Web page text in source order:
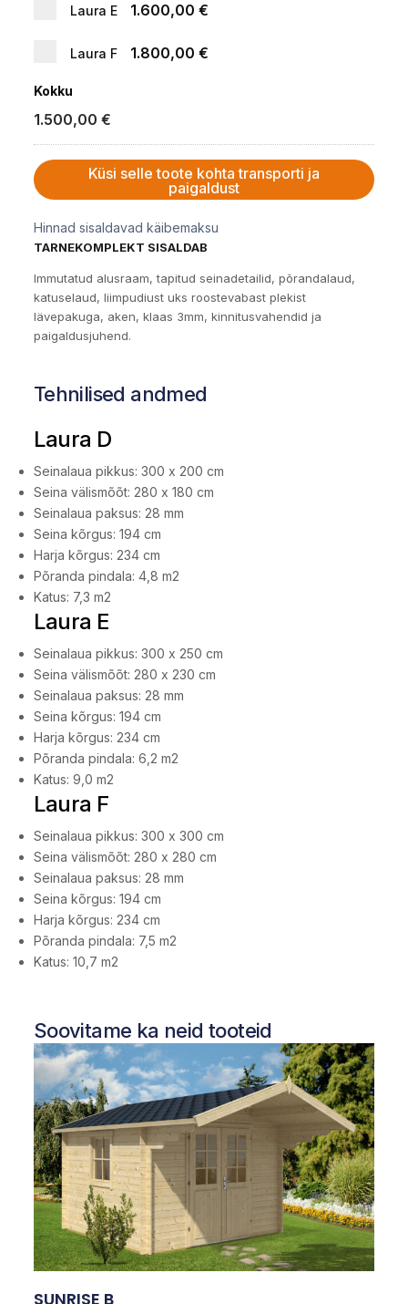
Laura E 1.600,00 €
Laura F 1.800,00 €
Kokku
1.500,00 €
Küsi selle toote kohta transporti ja
paigaldust
Hinnad sisaldavad käibemaksu
TARNEKOMPLEKT SISALDAB
Immutatud alusraam, tapitud seinadetailid, põrandalaud,
katuselaud, liimpudiust uks roostevabast plekist
lävepakuga, aken, klaas 3mm, kinnitusvahendid ja
paigaldusjuhend.
Tehnilised andmed
Laura D
Seinalaua pikkus: 300 x 200 cm
Seina välismõõt: 280 x 180 cm
Seinalaua paksus: 28 mm
Seina kõrgus: 194 cm
Harja kõrgus: 234 cm
Põranda pindala: 4,8 m2
Katus: 7,3 m2
Laura E
Seinalaua pikkus: 300 x 250 cm
Seina välismõõt: 280 x 230 cm
Seinalaua paksus: 28 mm
Seina kõrgus: 194 cm
Harja kõrgus: 234 cm
Põranda pindala: 6,2 m2
Katus: 9,0 m2
Laura F
Seinalaua pikkus: 300 x 300 cm
Seina välismõõt: 280 x 280 cm
Seinalaua paksus: 28 mm
Seina kõrgus: 194 cm
Harja kõrgus: 234 cm
Põranda pindala: 7,5 m2
Katus: 10,7 m2
Soovitame ka neid tooteid
SUNRISE B